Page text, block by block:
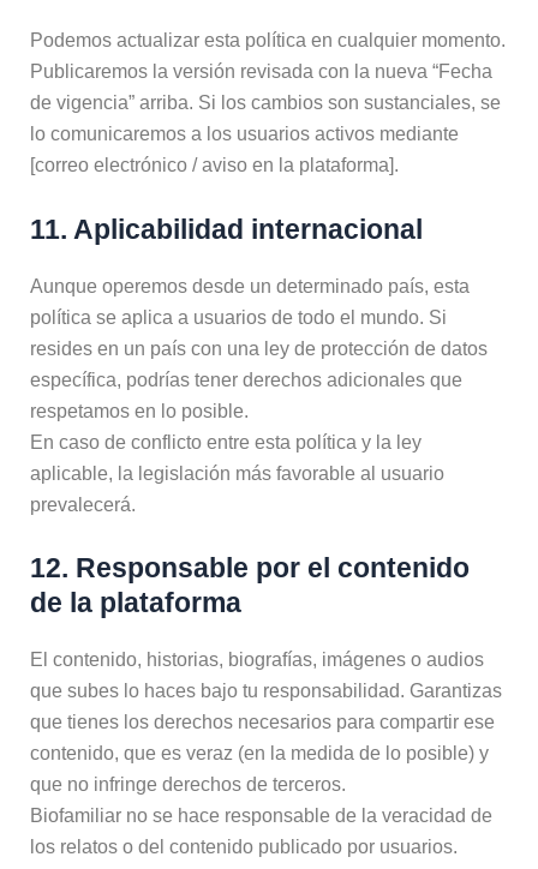
Podemos actualizar esta política en cualquier momento.
Publicaremos la versión revisada con la nueva “Fecha
de vigencia” arriba. Si los cambios son sustanciales, se
lo comunicaremos a los usuarios activos mediante
[correo electrónico / aviso en la plataforma].
11. Aplicabilidad internacional
Aunque operemos desde un determinado país, esta
política se aplica a usuarios de todo el mundo. Si
resides en un país con una ley de protección de datos
específica, podrías tener derechos adicionales que
respetamos en lo posible.
En caso de conflicto entre esta política y la ley
aplicable, la legislación más favorable al usuario
prevalecerá.
12. Responsable por el contenido
de la plataforma
El contenido, historias, biografías, imágenes o audios
que subes lo haces bajo tu responsabilidad. Garantizas
que tienes los derechos necesarios para compartir ese
contenido, que es veraz (en la medida de lo posible) y
que no infringe derechos de terceros.
Biofamiliar no se hace responsable de la veracidad de
los relatos o del contenido publicado por usuarios.